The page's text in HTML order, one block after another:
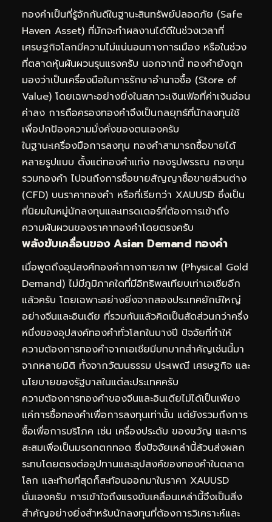
ทองคำเป็นที่รู้จักกันดีในฐานะสินทรัพย์ปลอดภัย (Safe
Haven Asset) ที่มักจะทำผลงานได้ดีในช่วงเวลาที่
เศรษฐกิจโลกมีความไม่แน่นอนทางการเมือง หรือในช่วง
ที่ตลาดหุ้นผันผวนรุนแรงครับ นอกจากนี้ ทองคำยังถูก
มองว่าเป็นเครื่องมือในการรักษาอำนาจซื้อ (Store of
Value) โดยเฉพาะอย่างยิ่งในสภาวะเงินเฟ้อที่ค่าเงินอ่อน
ค่าลง การถือครองทองคำจึงเป็นกลยุทธ์ที่นักลงทุนใช้
เพื่อปกป้องความมั่งคั่งของตนเองครับ
ในฐานะเครื่องมือการลงทุน ทองคำสามารถซื้อขายได้
หลายรูปแบบ ตั้งแต่ทองคำแท่ง ทองรูปพรรณ กองทุน
รวมทองคำ ไปจนถึงการซื้อขายสัญญาซื้อขายส่วนต่าง
(CFD) บนราคาทองคำ หรือที่เรียกว่า XAUUSD ซึ่งเป็น
ที่นิยมในหมู่นักลงทุนและเทรดเดอร์ที่ต้องการเข้าถึง
ความผันผวนของราคาทองคำโดยตรงครับ
พลังขับเคลื่อนของ Asian Demand ทองคำ
เมื่อพูดถึงอุปสงค์ทองคำทางกายภาพ (Physical Gold
Demand) ไม่มีภูมิภาคใดที่มีอิทธิพลเทียบเท่าเอเชียอีก
แล้วครับ โดยเฉพาะอย่างยิ่งจากสองประเทศยักษ์ใหญ่
อย่างจีนและอินเดีย ที่รวมกันแล้วคิดเป็นสัดส่วนกว่าครึ่ง
หนึ่งของอุปสงค์ทองคำทั่วโลกในบางปี ปัจจัยที่ทำให้
ความต้องการทองคำจากเอเชียมีบทบาทสำคัญเช่นนี้มา
จากหลายมิติ ทั้งจากวัฒนธรรม ประเพณี เศรษฐกิจ และ
นโยบายของรัฐบาลในแต่ละประเทศครับ
ความต้องการทองคำของจีนและอินเดียไม่ได้เป็นเพียง
แค่การซื้อทองคำเพื่อการลงทุนเท่านั้น แต่ยังรวมถึงการ
ซื้อเพื่อการบริโภค เช่น เครื่องประดับ ของขวัญ และการ
สะสมเพื่อเป็นมรดกตกทอด ซึ่งปัจจัยเหล่านี้ล้วนส่งผลก
ระทบโดยตรงต่ออุปทานและอุปสงค์ของทองคำในตลาด
โลก และท้ายที่สุดก็สะท้อนออกมาในราคา XAUUSD
นั่นเองครับ การเข้าใจถึงแรงขับเคลื่อนเหล่านี้จึงเป็นสิ่ง
สำคัญอย่างยิ่งสำหรับนักลงทุนที่ต้องการวิเคราะห์และ